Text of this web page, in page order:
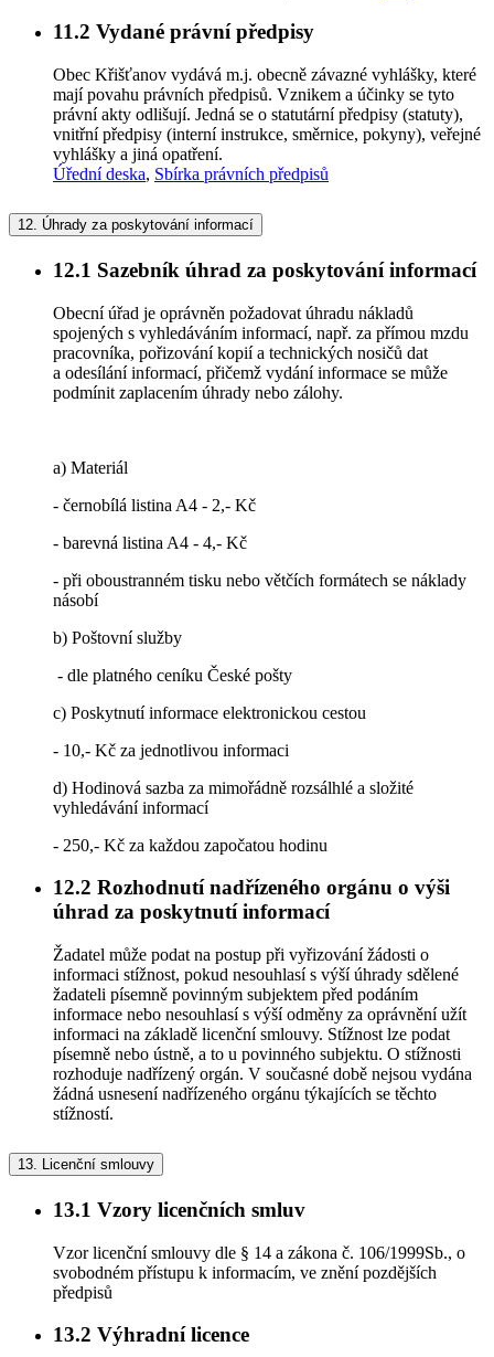
11.2 Vydané právní předpisy
Obec Křišťanov vydává m.j. obecně závazné vyhlášky, které
mají povahu právních předpisů. Vznikem a účinky se tyto
právní akty odlišují. Jedná se o statutární předpisy (statuty),
vnitřní předpisy (interní instrukce, směrnice, pokyny), veřejné
vyhlášky a jiná opatření.
Úřední deska, Sbírka právních předpisů
12. Úhrady za poskytování informací
12.1 Sazebník úhrad za poskytování informací
Obecní úřad je oprávněn požadovat úhradu nákladů
spojených s vyhledáváním informací, např. za přímou mzdu
pracovníka, pořizování kopií a technických nosičů dat
a odesílání informací, přičemž vydání informace se může
podmínit zaplacením úhrady nebo zálohy.
a) Materiál
- černobílá listina A4 - 2,- Kč
- barevná listina A4 - 4,- Kč
- při oboustranném tisku nebo větčích formátech se náklady
násobí
b) Poštovní služby
- dle platného ceníku České pošty
c) Poskytnutí informace elektronickou cestou
- 10,- Kč za jednotlivou informaci
d) Hodinová sazba za mimořádně rozsálhlé a složité
vyhledávání informací
- 250,- Kč za každou započatou hodinu
12.2 Rozhodnutí nadřízeného orgánu o výši
úhrad za poskytnutí informací
Žadatel může podat na postup při vyřizování žádosti o
informaci stížnost, pokud nesouhlasí s výší úhrady sdělené
žadateli písemně povinným subjektem před podáním
informace nebo nesouhlasí s výší odměny za oprávnění užít
informaci na základě licenční smlouvy. Stížnost lze podat
písemně nebo ústně, a to u povinného subjektu. O stížnosti
rozhoduje nadřízený orgán. V současné době nejsou vydána
žádná usnesení nadřízeného orgánu týkajících se těchto
stížností.
13. Licenční smlouvy
13.1 Vzory licenčních smluv
Vzor licenční smlouvy dle § 14 a zákona č. 106/1999Sb., o
svobodném přístupu k informacím, ve znění pozdějších
předpisů
13.2 Výhradní licence